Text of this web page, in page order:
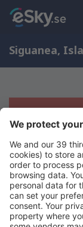
Tyvärr,
Försök att söka